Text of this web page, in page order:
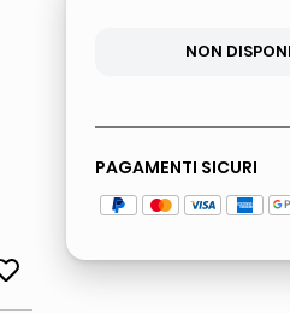
NON
PAGAMENTI SICURI